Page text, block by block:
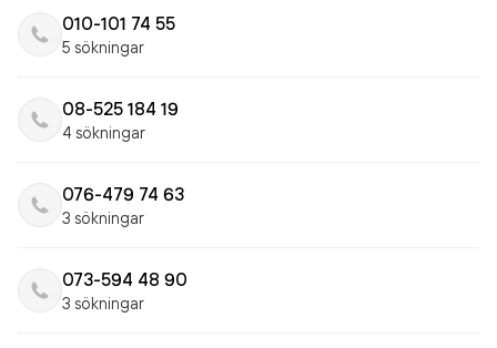
010-101 74 55
5 sökningar
08-525 184 19
4 sökningar
076-479 74 63
3 sökningar
073-594 48 90
3 sökningar